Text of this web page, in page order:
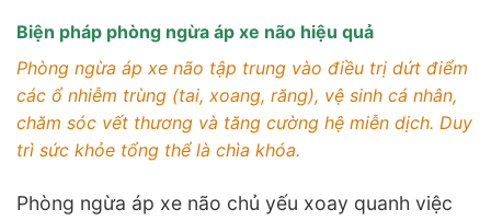
Biện pháp phòng ngừa áp xe não hiệu quả
Phòng ngừa áp xe não tập trung vào điều trị dứt điểm
các ổ nhiễm trùng (tai, xoang, răng), vệ sinh cá nhân,
chăm sóc vết thương và tăng cường hệ miễn dịch. Duy
trì sức khỏe tổng thể là chìa khóa.
Phòng ngừa áp xe não chủ yếu xoay quanh việc